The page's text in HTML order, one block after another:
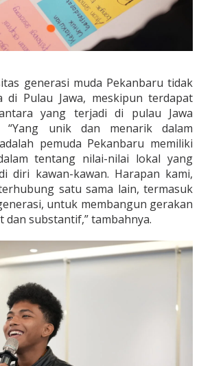
generasi muda Pekanbaru tidak
di Pulau Jawa, meskipun terdapat
yang terjadi di pulau Jawa
“Yang unik dan menarik dalam
pemuda Pekanbaru memiliki
tentang nilai-nilai lokal yang
diri kawan-kawan. Harapan kami,
satu sama lain, termasuk
untuk membangun gerakan
substantif,” tambahnya.